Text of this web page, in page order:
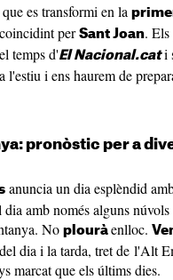
es transformi en la
per Sant Joan.
temps d'El Nacional.cati
l'estiu i ens haurem de
pronòstic per a
anuncia un dia esplèndid
amb només alguns
No plourà enlloc.
dia i la tarda, tret de l'Alt
marcat que els últims dies.